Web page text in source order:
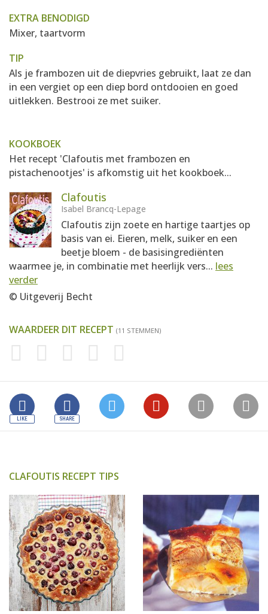
EXTRA BENODIGD
Mixer, taartvorm
TIP
Als je frambozen uit de diepvries gebruikt, laat ze dan
in een vergiet op een diep bord ontdooien en goed
uitlekken. Bestrooi ze met suiker.
KOOKBOEK
Het recept 'Clafoutis met frambozen en
pistachenootjes' is afkomstig uit het kookboek...
Clafoutis
Isabel Brancq-Lepage
Clafoutis zijn zoete en hartige taartjes op
basis van ei. Eieren, melk, suiker en een
beetje bloem - de basisingrediënten
waarmee je, in combinatie met heerlijk vers... lees
verder
© Uitgeverij Becht
WAARDEER DIT RECEPT (11 STEMMEN)
CLAFOUTIS RECEPT TIPS